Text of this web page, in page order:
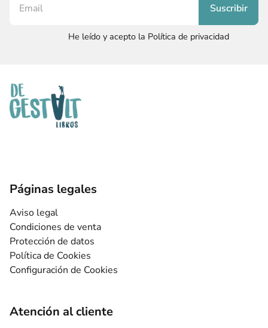
He leído y acepto la Política de privacidad
Páginas legales
Aviso legal
Condiciones de venta
Protección de datos
Política de Cookies
Configuración de Cookies
Atención al cliente